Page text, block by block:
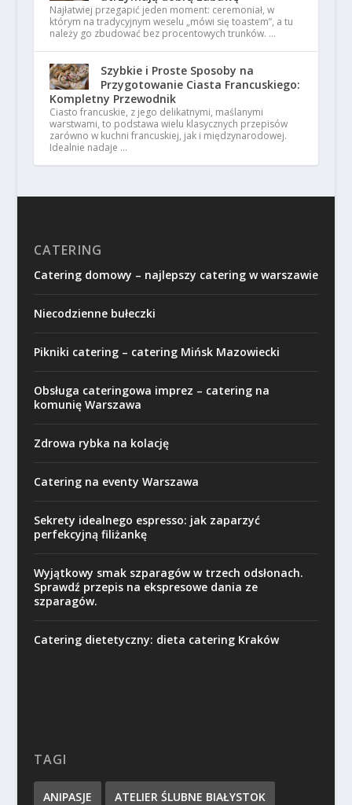
Najłatwiej przegapić jeden moment: ceremoniał, w
którym na tradycyjnym weselu „mówi się toastem”, a tu
należy go zbudować bez procentowych trunków. …
Szybkie i Proste Sposoby na
Przygotowanie Ciasta Francuskiego:
Kompletny Przewodnik
Ciasto francuskie, z jego delikatnymi, maślanymi
warstwami, to podstawa wielu klasycznych przepisów
zarówno w kuchni francuskiej, jak i międzynarodowej.
Idealnie nadaje …
CATERING
Catering domowy – najlepszy catering w warszawie
Niecodzienne bułeczki
Pikniki catering – catering Mińsk Mazowiecki
Obsługa cateringowa imprez – catering na
komunię Warszawa
Zdrowa rybka na kolację
Catering na eventy Warszawa
Sekrety idealnego espresso: jak zaparzyć
perfekcyjną filiżankę
Wyjątkowy smak szparagów w trzech odsłonach.
Sprawdź przepis na ekspresowe dania ze
szparagów.
Catering dietetyczny: dieta catering Kraków
TAGI
ANIPASJE ATELIER ŚLUBNE BIAŁYSTOK